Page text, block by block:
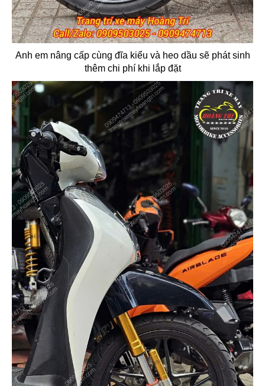
Anh em nâng cấp cùng đĩa kiểu và heo dầu sẽ phát sinh
thêm chi phí khi lắp đặt